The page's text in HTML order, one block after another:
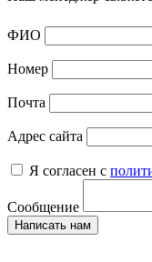
ФИО
Номер
Почта
Адрес сайта
Я согласен с
Сообщение
Написать нам